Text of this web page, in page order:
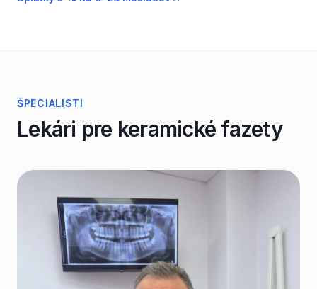
ŠPECIALISTI
Lekári pre keramické fazety